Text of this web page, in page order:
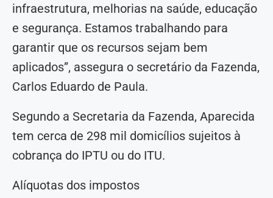
infraestrutura, melhorias na saúde, educação
e segurança. Estamos trabalhando para
garantir que os recursos sejam bem
aplicados”, assegura o secretário da Fazenda,
Carlos Eduardo de Paula.
Segundo a Secretaria da Fazenda, Aparecida
tem cerca de 298 mil domicílios sujeitos à
cobrança do IPTU ou do ITU.
Alíquotas dos impostos